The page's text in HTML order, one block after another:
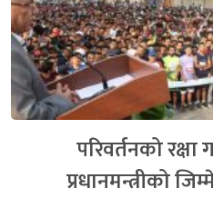
परिवर्तनको
प्रधानमन्त्रीको